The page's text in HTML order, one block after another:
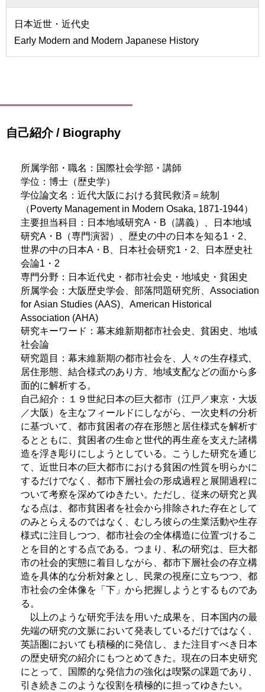
日本近世・近代史
Early Modern and Modern Japanese History
自己紹介 / Biography
所属学部・職名：国際社会学部・講師
学位：博士（歴史学）
学位論文名：近代大阪における貧民救済＝統制
（Poverty Management in Modern Osaka, 1871-1944）
主要担当科目：日本地域研究A・B（講義）、日本地域
研究A・B（専門演習）、歴史の中の日本を知る1・2、
世界の中の日本A・B、日本社会研究1・2、日本歴史社
会論1・2
専門分野：日本近代史・都市社会史・地域史・貧困史
所属学会：大阪歴史学会、部落問題研究所、Association
for Asian Studies (AAS)、American Historical
Association (AHA)
研究キーワード：幕末維新期都市社会史、貧困史、地域
社会論
研究題目：幕末維新期の都市社会を、人々の生存様式、
居住形態、結合様式のあり方、地域支配などの面から多
面的に解析する。
自己紹介：１９世紀日本の巨大都市（江戸／東京・大坂
／大阪）を主なフィールドにしながら、一次史料の分析
に基づいて、都市貧困者の存在形態と居住様式を解析す
るとともに、貧困者の生命と世代的再生産を支えた諸構
造を浮き彫りにしようとしている。こうした研究を通じ
て、近世日本の巨大都市における貧困の性質を明らかに
するだけでなく、都市下層社会の形成過程と展開過程に
ついて考察を深めてゆきたい。ただし、従来の研究と異
なる点は、都市貧困者を社会から排除された存在として
のみとらえるのではなく、むしろ彼らの生業活動や生存
様式に注目しつつ、都市社会の全体構造に位置づけるこ
とを目的とする点である。つまり、私の研究は、巨大都
市の社会的実態に着目しながら、都市下層社会の存立構
造を具体的な分析対象とし、民衆の視座に立ちつつ、都
市社会の全体像を「下」から把握しようとするものであ
る。
以上のような研究手法を用いた成果を、日本国内の最
先端の研究の文脈において発表しているだけではなく、
英語圏においても積極的に発信し、また注目すべき日本
の歴史研究の紹介にもつとめてきた。現在の日本史研究
にとって、国際的な発信力の強化は喫緊の課題であり、
引き続きこのような役割を積極的に担ってゆきたい。